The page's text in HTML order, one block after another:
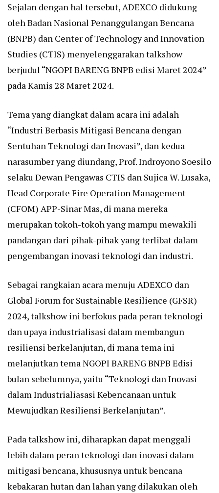
Sejalan dengan hal tersebut, ADEXCO didukung
oleh Badan Nasional Penanggulangan Bencana
(BNPB) dan Center of Technology and Innovation
Studies (CTIS) menyelenggarakan talkshow
berjudul “NGOPI BARENG BNPB edisi Maret 2024”
pada Kamis 28 Maret 2024.
Tema yang diangkat dalam acara ini adalah
“Industri Berbasis Mitigasi Bencana dengan
Sentuhan Teknologi dan Inovasi”, dan kedua
narasumber yang diundang, Prof. Indroyono Soesilo
selaku Dewan Pengawas CTIS dan Sujica W. Lusaka,
Head Corporate Fire Operation Management
(CFOM) APP-Sinar Mas, di mana mereka
merupakan tokoh-tokoh yang mampu mewakili
pandangan dari pihak-pihak yang terlibat dalam
pengembangan inovasi teknologi dan industri.
Sebagai rangkaian acara menuju ADEXCO dan
Global Forum for Sustainable Resilience (GFSR)
2024, talkshow ini berfokus pada peran teknologi
dan upaya industrialisasi dalam membangun
resiliensi berkelanjutan, di mana tema ini
melanjutkan tema NGOPI BARENG BNPB Edisi
bulan sebelumnya, yaitu “Teknologi dan Inovasi
dalam Industrialiasasi Kebencanaan untuk
Mewujudkan Resiliensi Berkelanjutan”.
Pada talkshow ini, diharapkan dapat menggali
lebih dalam peran teknologi dan inovasi dalam
mitigasi bencana, khususnya untuk bencana
kebakaran hutan dan lahan yang dilakukan oleh